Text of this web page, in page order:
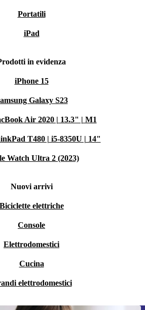
Portatili
iPad
in evidenza
iPhone 15
Galaxy S23
Air 2020 | 13.3" | M1
T480 | i5-8350U | 14"
Watch Ultra 2 (2023)
Nuovi arrivi
Biciclette elettriche
Console
Elettrodomestici
Cucina
elettrodomestici